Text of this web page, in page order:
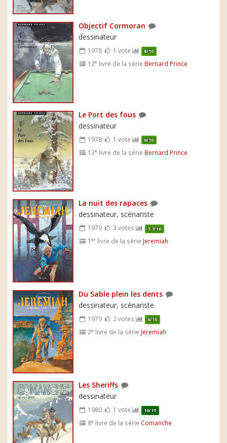
Objectif Cormoran
dessinateur
1978 1 vote 8/10
12e livre de la série Bernard Prince
Le Port des fous
dessinateur
1978 1 vote 9/10
13e livre de la série Bernard Prince
La nuit des rapaces
dessinateur, scénariste
1979 3 votes 7.7/10
1er livre de la série Jeremiah
Du Sable plein les dents
dessinateur, scénariste
1979 2 votes 8/10
2e livre de la série Jeremiah
Les Sheriffs
dessinateur
1980 1 vote 10/10
8e livre de la série Comanche